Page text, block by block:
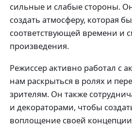
сильные и слабые стороны.
создать атмосферу, которая
соответствующей времени и
произведения.
Режиссер активно работал с
нам раскрыться в ролях и
зрителям. Он также
и декораторами, чтобы
воплощение своей